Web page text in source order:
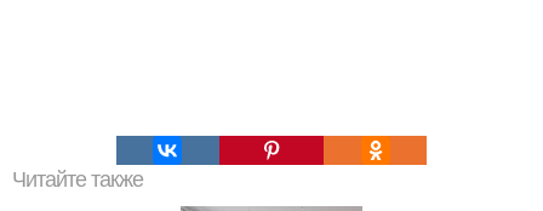
Читайте также